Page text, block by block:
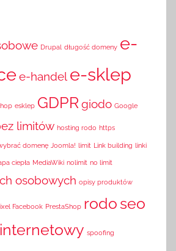
Drupal długość domeny e-
e-handel e-sklep
esklep GDPRgiodo Google
limitów hosting rodo https
domenę Joomla! limit Link building linki
ciepła MediaWiki nolimit no limit
osobowych opisy produktów
Facebook PrestaShop rodo seo
spoofing